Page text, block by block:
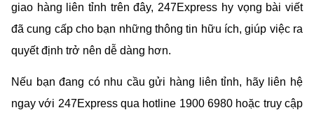
giao hàng liên tỉnh trên đây, 247Express hy vọng bài viết
đã cung cấp cho bạn những thông tin hữu ích, giúp việc ra
quyết định trở nên dễ dàng hơn.
Nếu bạn đang có nhu cầu gửi hàng liên tỉnh, hãy liên hệ
ngay với 247Express qua hotline 1900 6980 hoặc truy cập